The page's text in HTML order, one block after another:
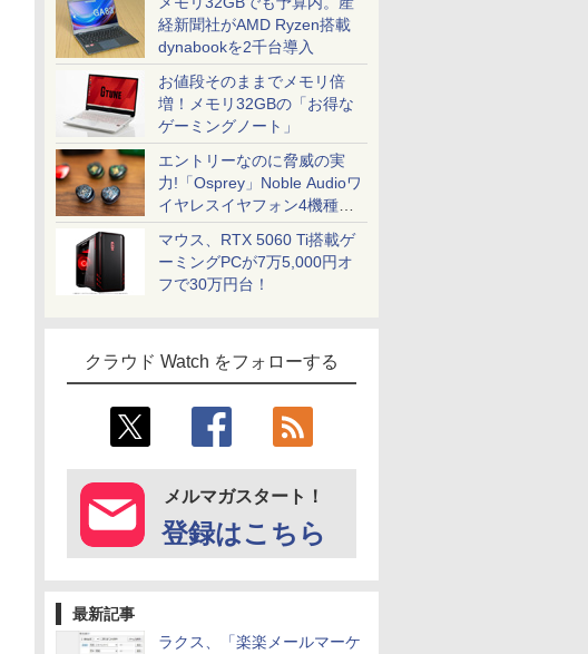
経新聞社がAMD Ryzen搭載
dynabookを2千台導入
お値段そのままでメモリ倍
増！メモリ32GBの「お得な
ゲーミングノート」
エントリーなのに脅威の実
力!「Osprey」Noble Audioワ
イヤレスイヤフォン4機種を
一気に聴く
マウス、RTX 5060 Ti搭載ゲ
ーミングPCが7万5,000円オ
フで30万円台！
クラウド Watch をフォローする
メルマガスタート！
登録はこちら
最新記事
ラクス、「楽楽メールマーケ